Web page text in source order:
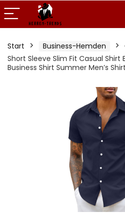
Start Business-Hemden
Short Sleeve Slim Fit Casual Shirt
Business Shirt Summer Men’s